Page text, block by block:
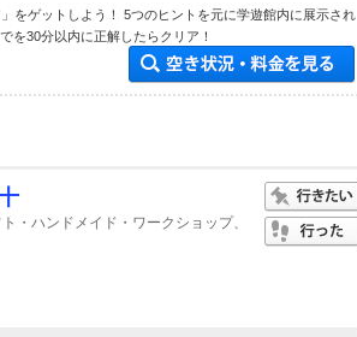
をゲットしよう！ 5つのヒントを元に学遊館内に展示され
を30分以内に正解したらクリア！
・ハンドメイド・ワークショップ、